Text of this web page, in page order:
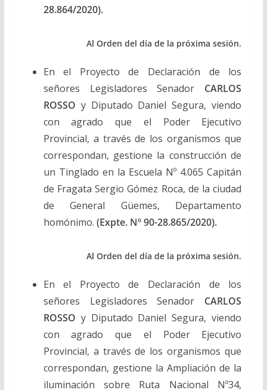
28.864/2020).
Al Orden del día de la próxima sesión.
En el Proyecto de Declaración de los
señores Legisladores Senador CARLOS
ROSSO y Diputado Daniel Segura, viendo
con agrado que el Poder Ejecutivo
Provincial, a través de los organismos que
correspondan, gestione la construcción de
un Tinglado en la Escuela Nº 4.065 Capitán
de Fragata Sergio Gómez Roca, de la ciudad
de General Güemes, Departamento
homónimo. (Expte. Nº 90-28.865/2020).
Al Orden del día de la próxima sesión.
En el Proyecto de Declaración de los
señores Legisladores Senador CARLOS
ROSSO y Diputado Daniel Segura, viendo
con agrado que el Poder Ejecutivo
Provincial, a través de los organismos que
correspondan, gestione la Ampliación de la
iluminación sobre Ruta Nacional Nº34,